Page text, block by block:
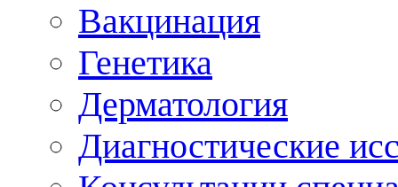
Вакцинация
Генетика
Дерматология
Диагностические